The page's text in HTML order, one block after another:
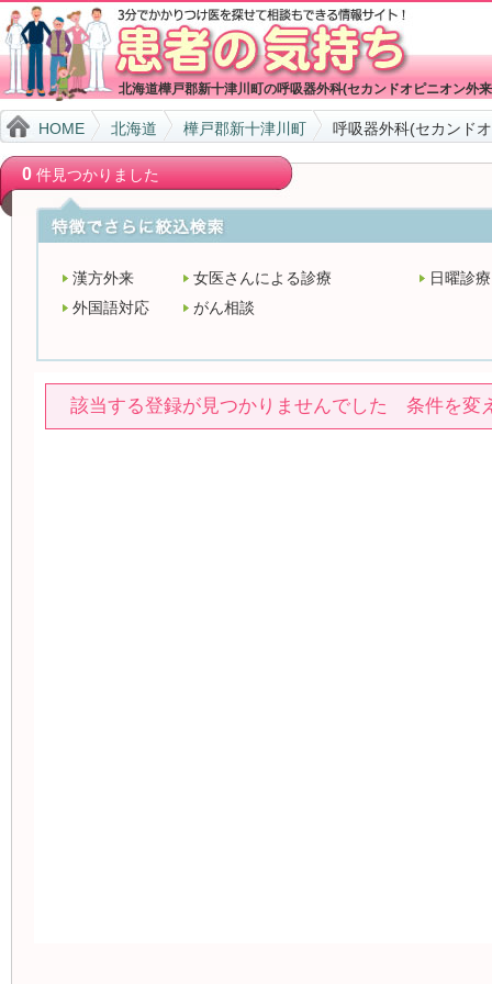
北海道樺戸郡新十津川町の呼吸器外科(セカンドオピニオン外
HOME 北海道 樺戸郡新十津川町 呼吸器外科(セカンド
0件見つかりました
漢方外来 女医さんによる診療
日曜診療
外国語対応
がん相談
該当する登録が見つかりませんでした 条件を